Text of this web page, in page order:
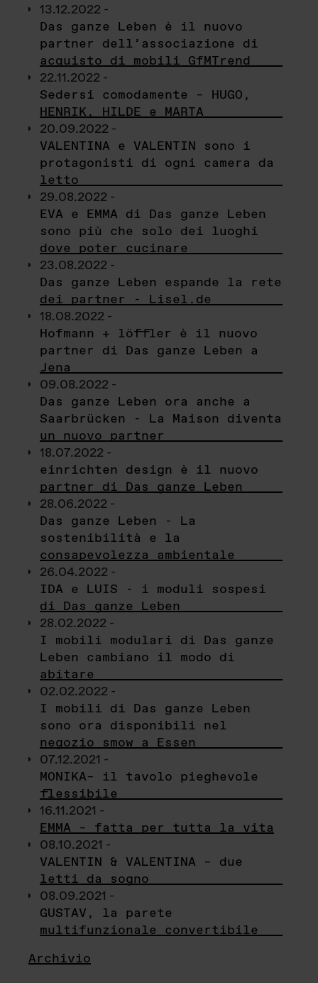
13.12.2022 -
Das ganze Leben è il nuovo
partner dell’associazione di
acquisto di mobili GfMTrend
22.11.2022 -
Sedersi comodamente – HUGO,
HENRIK, HILDE e MARTA
20.09.2022 -
VALENTINA e VALENTIN sono i
protagonisti di ogni camera da
letto
29.08.2022 -
EVA e EMMA di Das ganze Leben
sono più che solo dei luoghi
dove poter cucinare
23.08.2022 -
Das ganze Leben espande la rete
dei partner - Lisel.de
18.08.2022 -
Hofmann + löffler è il nuovo
partner di Das ganze Leben a
Jena
09.08.2022 -
Das ganze Leben ora anche a
Saarbrücken - La Maison diventa
un nuovo partner
18.07.2022 -
einrichten design è il nuovo
partner di Das ganze Leben
28.06.2022 -
Das ganze Leben - La
sostenibilità e la
consapevolezza ambientale
26.04.2022 -
IDA e LUIS - i moduli sospesi
di Das ganze Leben
28.02.2022 -
I mobili modulari di Das ganze
Leben cambiano il modo di
abitare
02.02.2022 -
I mobili di Das ganze Leben
sono ora disponibili nel
negozio smow a Essen
07.12.2021 -
MONIKA– il tavolo pieghevole
flessibile
16.11.2021 -
EMMA – fatta per tutta la vita
08.10.2021 -
VALENTIN & VALENTINA – due
letti da sogno
08.09.2021 -
GUSTAV, la parete
multifunzionale convertibile
Archivio